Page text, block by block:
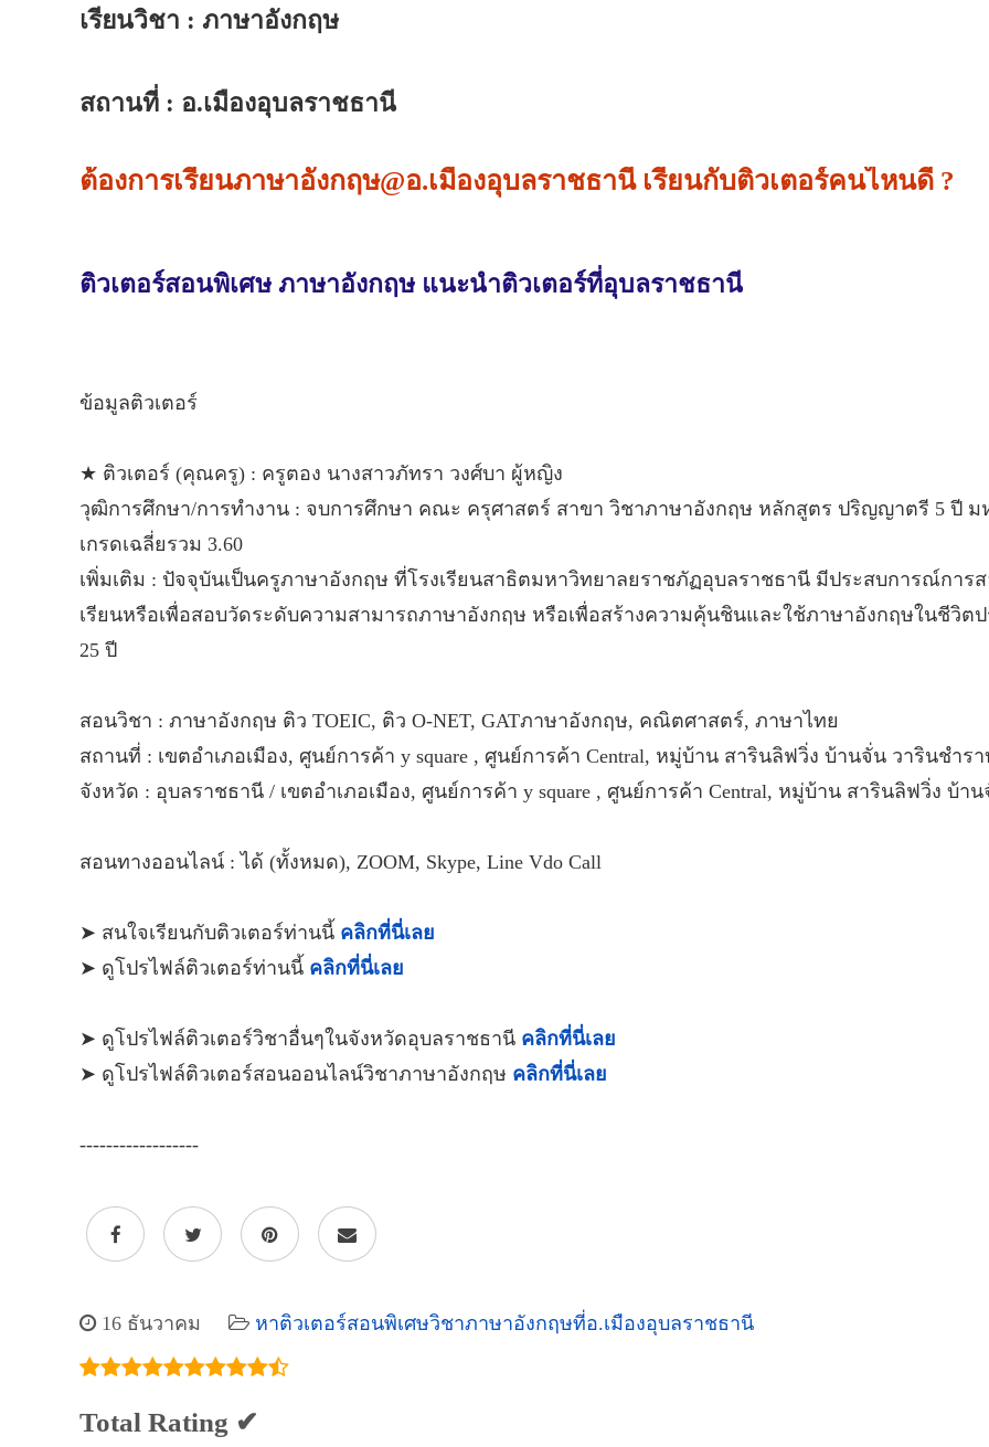
เรียนวิชา : ภาษาอังกฤษ
สถานที่ : อ.เมืองอุบลราชธานี
ต้องการเรียนภาษาอังกฤษ@อ.เมืองอุบลราชธานี เรียนกับติวเตอร์คนไหนดี ?
ติวเตอร์สอนพิเศษ ภาษาอังกฤษ แนะนำติวเตอร์ที่อุบลราชธานี
ข้อมูลติวเตอร์
★ ติวเตอร์ (คุณครู) : ครูตอง นางสาวภัทรา วงศ์บา ผู้หญิง
วุฒิการศึกษา/การทำงาน : จบการศึกษา คณะ ครุศาสตร์ สาขา วิชาภาษาอังกฤษ หลักสูตร ปริญญาตรี 5 ปี
เกรดเฉลี่ยรวม 3.60
เพิ่มเติม : ปัจจุบันเป็นครูภาษาอังกฤษ ที่โรงเรียนสาธิตมหาวิทยาลยราชภัฏอุบลราชธานี มีประสบการณ์การ
เรียนหรือเพื่อสอบวัดระดับความสามารถภาษาอังกฤษ หรือเพื่อสร้างความคุ้นชินและใช้ภาษาอังกฤษในชีวิต
25 ปี
สอนวิชา : ภาษาอังกฤษ ติว TOEIC, ติว O-NET, GATภาษาอังกฤษ, คณิตศาสตร์, ภาษาไทย
สถานที่ : เขตอำเภอเมือง, ศูนย์การค้า y square , ศูนย์การค้า Central, หมู่บ้าน สารินลิฟวิ่ง บ้านจั่น วารินชำรา
จังหวัด : อุบลราชธานี / เขตอำเภอเมือง, ศูนย์การค้า y square , ศูนย์การค้า Central, หมู่บ้าน สารินลิฟวิ่ง บ้า
สอนทางออนไลน์ : ได้ (ทั้งหมด), ZOOM, Skype, Line Vdo Call
➤ สนใจเรียนกับติวเตอร์ท่านนี้ คลิกที่นี่เลย
➤ ดูโปรไฟล์ติวเตอร์ท่านนี้ คลิกที่นี่เลย
➤ ดูโปรไฟล์ติวเตอร์วิชาอื่นๆในจังหวัดอุบลราชธานี คลิกที่นี่เลย
➤ ดูโปรไฟล์ติวเตอร์สอนออนไลน์วิชาภาษาอังกฤษ คลิกที่นี่เลย
------------------
16 ธันวาคม หาติวเตอร์สอนพิเศษวิชาภาษาอังกฤษที่อ.เมืองอุบลราชธานี
Total Rating ✔